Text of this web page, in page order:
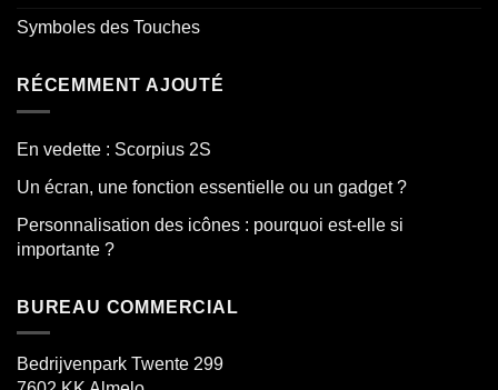
Symboles des Touches
RÉCEMMENT AJOUTÉ
En vedette : Scorpius 2S
Un écran, une fonction essentielle ou un gadget ?
Personnalisation des icônes : pourquoi est-elle si
importante ?
BUREAU COMMERCIAL
Bedrijvenpark Twente 299